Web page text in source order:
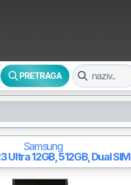
PRETRAGA
Samsung
Ultra12GB, 512GB, Dual SIM